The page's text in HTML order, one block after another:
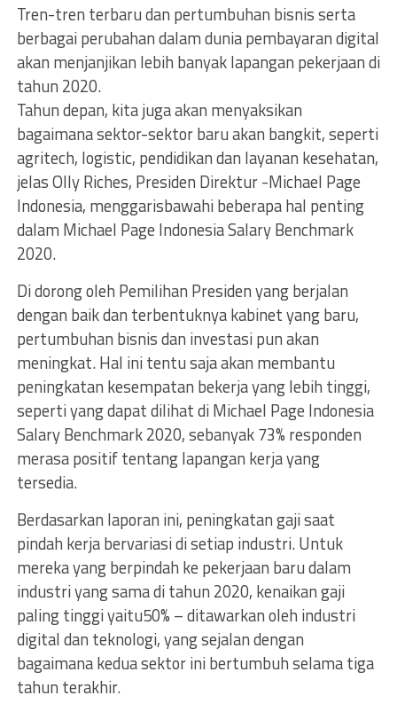
Tren-tren terbaru dan pertumbuhan bisnis serta
berbagai perubahan dalam dunia pembayaran digital
akan menjanjikan lebih banyak lapangan pekerjaan di
tahun 2020.
Tahun depan, kita juga akan menyaksikan
bagaimana sektor-sektor baru akan bangkit, seperti
agritech, logistic, pendidikan dan layanan kesehatan,
jelas Olly Riches, Presiden Direktur -Michael Page
Indonesia, menggarisbawahi beberapa hal penting
dalam Michael Page Indonesia Salary Benchmark
2020.
Di dorong oleh Pemilihan Presiden yang berjalan
dengan baik dan terbentuknya kabinet yang baru,
pertumbuhan bisnis dan investasi pun akan
meningkat. Hal ini tentu saja akan membantu
peningkatan kesempatan bekerja yang lebih tinggi,
seperti yang dapat dilihat di Michael Page Indonesia
Salary Benchmark 2020, sebanyak 73% responden
merasa positif tentang lapangan kerja yang
tersedia.
Berdasarkan laporan ini, peningkatan gaji saat
pindah kerja bervariasi di setiap industri. Untuk
mereka yang berpindah ke pekerjaan baru dalam
industri yang sama di tahun 2020, kenaikan gaji
paling tinggi yaitu50% – ditawarkan oleh industri
digital dan teknologi, yang sejalan dengan
bagaimana kedua sektor ini bertumbuh selama tiga
tahun terakhir.